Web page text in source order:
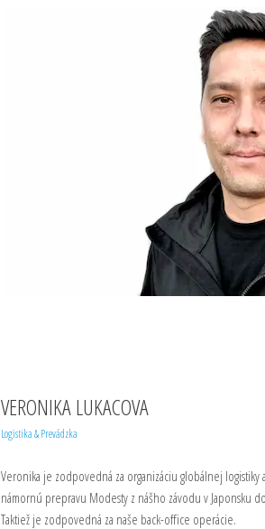
VERONIKA LUKACOVA
Logistika & Prevádzka
Veronika je zodpovedná za organizáciu globálnej
námornú prepravu Modesty z nášho závodu v Japonsku
Taktiež je zodpovedná za naše back-office operácie.